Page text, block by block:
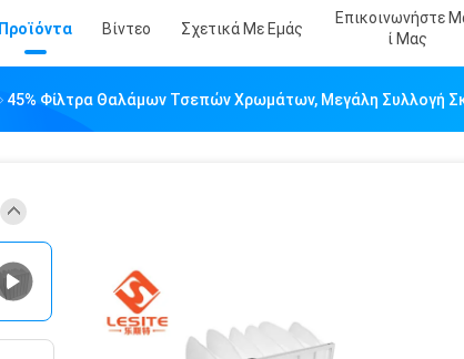
Προϊόντα Βίντεο Σχετικά Με Εμάς
Επικοινωνήστε
Ί Μας
45% Φίλτρα Θαλάμων Τσεπών Χρωμάτων, Μεγάλη Συλλογή